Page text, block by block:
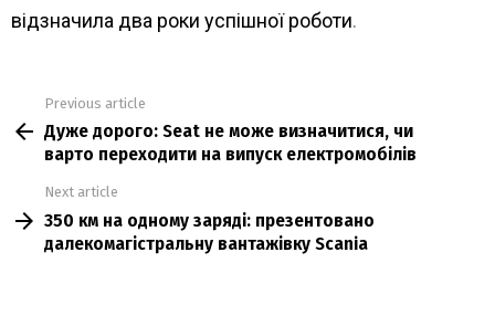
відзначила два роки успішної роботи.
more
Previous article
Дуже дорого: Seat не може визначитися, чи
варто переходити на випуск електромобілів
Next article
350 км на одному заряді: презентовано
далекомагістральну вантажівку Scania